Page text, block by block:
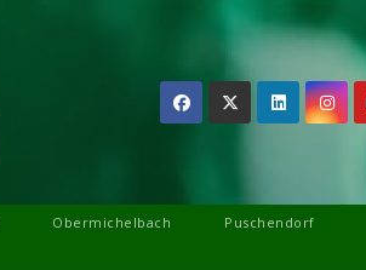
Obermichelbach Puschendorf